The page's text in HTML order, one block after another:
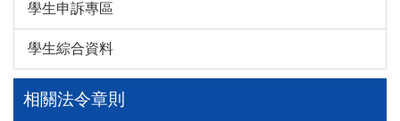
學生申訴專區
學生綜合資料
相關法令章則